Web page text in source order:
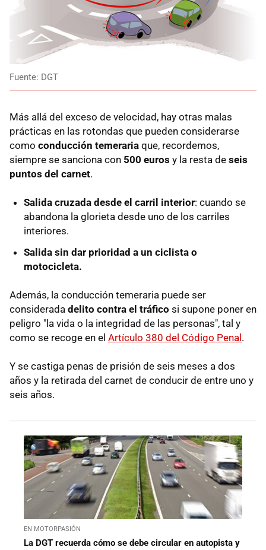
Fuente: DGT
Más allá del exceso de velocidad, hay otras malas
prácticas en las rotondas que pueden considerarse
como conducción temeraria que, recordemos,
siempre se sanciona con 500 euros y la resta de seis
puntos del carnet.
Salida cruzada desde el carril interior: cuando se
abandona la glorieta desde uno de los carriles
interiores.
Salida sin dar prioridad a un ciclista o
motocicleta.
Además, la conducción temeraria puede ser
considerada delito contra el tráfico si supone poner en
peligro "la vida o la integridad de las personas", tal y
como se recoge en el Artículo 380 del Código Penal.
Y se castiga penas de prisión de seis meses a dos
años y la retirada del carnet de conducir de entre uno y
seis años.
EN MOTORPASIÓN
La DGT recuerda cómo se debe circular en autopista y